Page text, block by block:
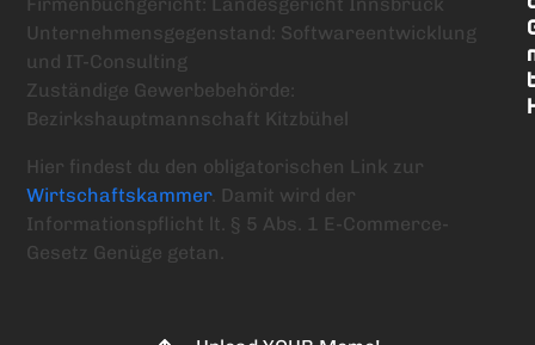
Firmenbuchgericht: Landesgericht Innsbruck
Unternehmensgegenstand: Softwareentwicklung
und IT-Consulting
Zuständige Gewerbebehörde:
Bezirkshauptmannschaft Kitzbühel
Hier findest du den obligatorischen Link zur
Wirtschaftskammer. Damit wird der
Informationspflicht lt. § 5 Abs. 1 E-Commerce-
Gesetz Genüge getan.